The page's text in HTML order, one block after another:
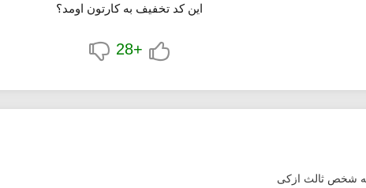
این کد تخفیف به کارتون اومد؟
+28